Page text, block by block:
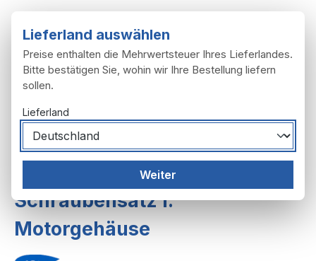
3-Gang Getriebe
Schraubensatz f.
Motorgehäuse
Lieferland auswählen
Preise enthalten die Mehrwertsteuer Ihres Lieferlandes.
Bitte bestätigen Sie, wohin wir Ihre Bestellung liefern
sollen.
Lieferland
Weiter